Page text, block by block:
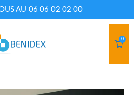
AU 06 06 02 02 00
0